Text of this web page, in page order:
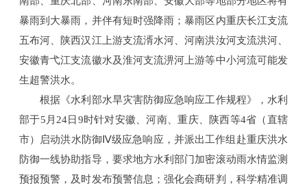
搜索
暴雨到大暴雨，并伴有短时强降雨；暴雨区内重庆长江支流
五布河、陕西汉江上游支流湑水河、河南洪汝河支流洪河、
安徽青弋江支流徽水及淮河支流淠河上游等中小河流可能发
生超警洪水。
根据《水利部水旱灾害防御应急响应工作规程》，水利
部于5月24日9时针对安徽、河南、重庆、陕西等4省（直辖
市）启动洪水防御Ⅳ级应急响应，并派出工作组赴重庆洪水
防御一线协助指导，要求地方水利部门加密滚动雨水情监测
预报预警，及时发布预警信息；强化会商研判，科学精准调